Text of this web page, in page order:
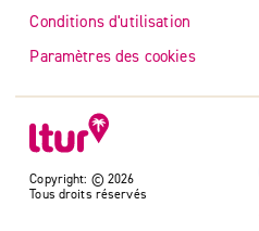
Copyright: © 2026
Tous droits réservés
Conditions d'utilisation
Paramètres des cookies